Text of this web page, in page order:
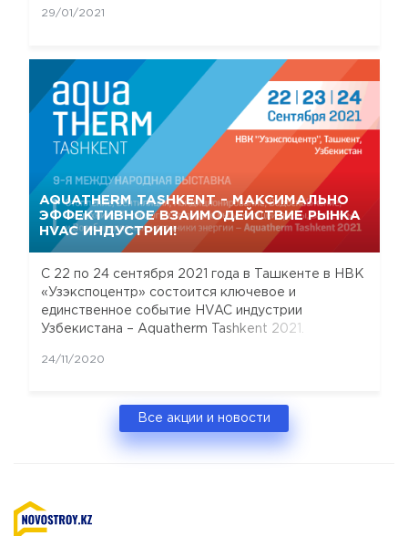
29/01/2021
AQUATHERM TASHKENT – МАКСИМАЛЬНО
ЭФФЕКТИВНОЕ ВЗАИМОДЕЙСТВИЕ РЫНКА
HVAC ИНДУСТРИИ!
С 22 по 24 сентября 2021 года в Ташкенте в НВК
«Узэкспоцентр» состоится ключевое и
единственное событие HVAC индустрии
Узбекистана – Aquatherm Tashkent 2021.
24/11/2020
Все акции и новости